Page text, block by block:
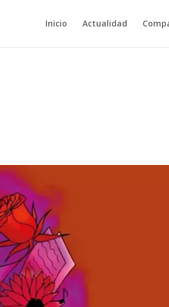
Inicio Actualidad